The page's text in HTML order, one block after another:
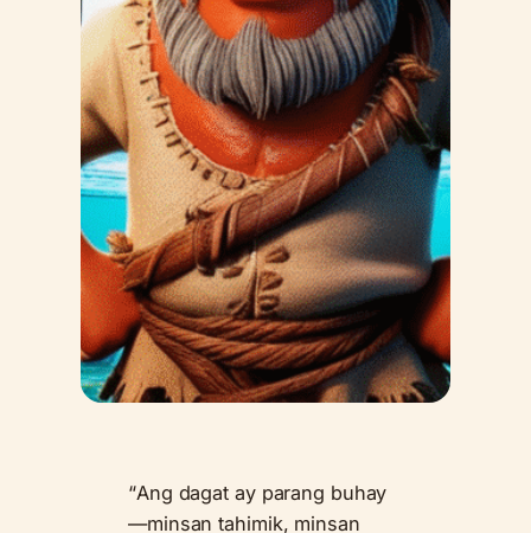
“Ang dagat ay parang buhay
—minsan tahimik, minsan